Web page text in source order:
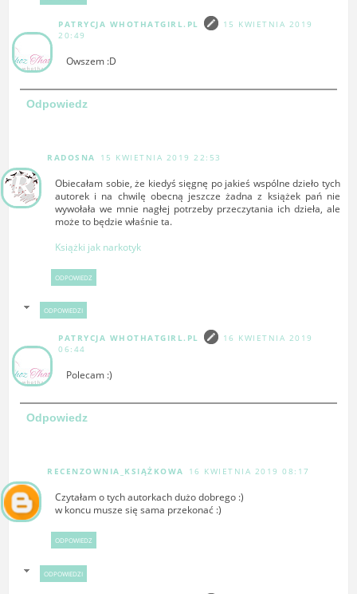
PATRYCJA WHOTHATGIRL.PL
15 KWIETNIA 2019
20:49
Owszem :D
Odpowiedz
RADOSNA 15 KWIETNIA 2019 22:53
Obiecałam sobie, że kiedyś sięgnę po jakieś wspólne dzieło tych
autorek i na chwilę obecną jeszcze żadna z książek pań nie
wywołała we mnie nagłej potrzeby przeczytania ich dzieła, ale
może to będzie właśnie ta.
Książki jak narkotyk
ODPOWIEDZ
ODPOWIEDZI
PATRYCJA WHOTHATGIRL.PL
16 KWIETNIA 2019
06:44
Polecam :)
Odpowiedz
RECENZOWNIA_KSIĄŻKOWA 16 KWIETNIA 2019 08:17
Czytałam o tych autorkach dużo dobrego :)
w koncu musze się sama przekonać :)
ODPOWIEDZ
ODPOWIEDZI